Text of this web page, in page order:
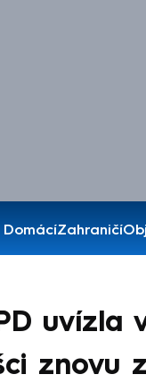
DomácíZahraničí
Pořady
znovu